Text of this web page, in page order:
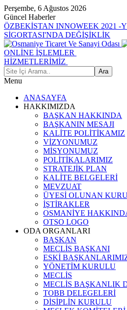
Perşembe, 6 Ağustos 2026
Güncel Haberler
ÖZBEKİSTAN INNOWEEK 2021
SİGORTASI'NDA DEĞİŞİKLİK
ONLİNE İŞLEMLER
HİZMETLERİMİZ
Menu
ANASAYFA
HAKKIMIZDA
BAŞKAN HAKKINDA
BAŞKANIN MESAJI
KALİTE POLİTİKAMIZ
VİZYONUMUZ
MİSYONUMUZ
POLİTİKALARIMIZ
STRATEJİK PLAN
KALİTE BELGELERİ
MEVZUAT
ÜYESİ OLUNAN
İŞTİRAKLER
OSMANİYE
OTSO LOGO
ODA ORGANLARI
BAŞKAN
MECLİS BAŞKANI
ESKİ
YÖNETİM KURULU
MECLİS
MECLİS BAŞKANLIK
TOBB DELEGELERİ
DİSİPLİN KURULU